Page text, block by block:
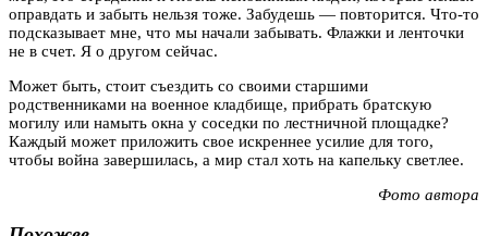
оправдать и забыть нельзя тоже. Забудешь — повторится. Что-то
подсказывает мне, что мы начали забывать. Флажки и ленточки
не в счет. Я о другом сейчас.
Может быть, стоит съездить со своими старшими
родственниками на военное кладбище, прибрать братскую
могилу или намыть окна у соседки по лестничной площадке?
Каждый может приложить свое искреннее усилие для того,
чтобы война завершилась, а мир стал хоть на капельку светлее.
Фото автора